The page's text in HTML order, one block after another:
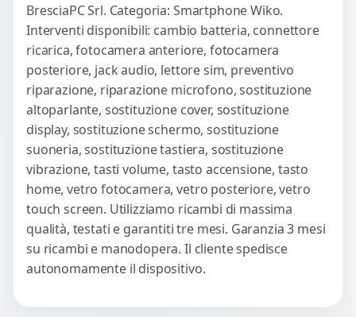
BresciaPC Srl. Categoria: Smartphone Wiko.
Interventi disponibili: cambio batteria, connettore
ricarica, fotocamera anteriore, fotocamera
posteriore, jack audio, lettore sim, preventivo
riparazione, riparazione microfono, sostituzione
altoparlante, sostituzione cover, sostituzione
display, sostituzione schermo, sostituzione
suoneria, sostituzione tastiera, sostituzione
vibrazione, tasti volume, tasto accensione, tasto
home, vetro fotocamera, vetro posteriore, vetro
touch screen. Utilizziamo ricambi di massima
qualità, testati e garantiti tre mesi. Garanzia 3 mesi
su ricambi e manodopera. Il cliente spedisce
autonomamente il dispositivo.